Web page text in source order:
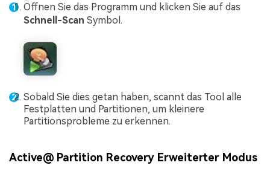
Öffnen Sie das Programm und klicken Sie auf das
Schnell-Scan Symbol.
Sobald Sie dies getan haben, scannt das Tool alle
Festplatten und Partitionen, um kleinere
Partitionsprobleme zu erkennen.
Active@ Partition Recovery Erweiterter Modus